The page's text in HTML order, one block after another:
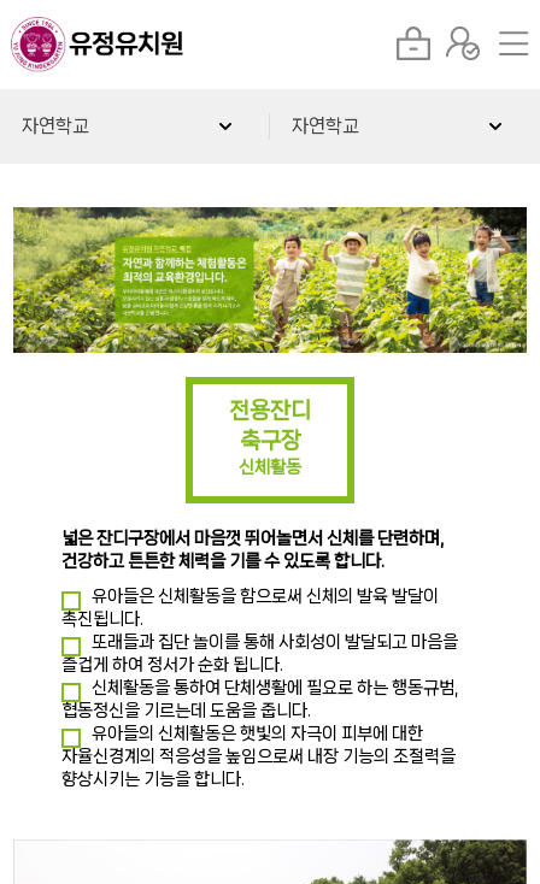
자연학교 자연학교
전용잔디
축구장
신체활동
넓은 잔디구장에서 마음껏 뛰어놀면서 신체를 단련하며,
건강하고 튼튼한 체력을 기를 수 있도록 합니다.
유아들은 신체활동을 함으로써 신체의 발육 발달이
촉진됩니다.
또래들과 집단 놀이를 통해 사회성이 발달되고 마음을
즐겁게 하여 정서가 순화 됩니다.
신체활동을 통하여 단체생활에 필요로 하는 행동규범,
협동정신을 기르는데 도움을 줍니다.
유아들의 신체활동은 햇빛의 자극이 피부에 대한
자율신경계의 적응성을 높임으로써 내장 기능의 조절력을
향상시키는 기능을 합니다.